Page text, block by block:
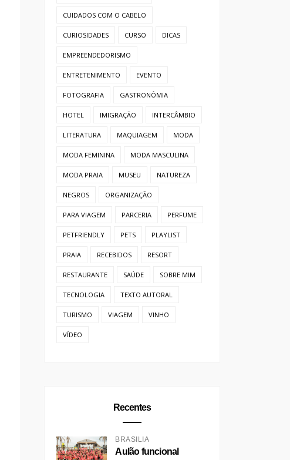
CUIDADOS COM O CABELO
CURIOSIDADES CURSO DICAS
EMPREENDEDORISMO
ENTRETENIMENTO EVENTO
FOTOGRAFIA GASTRONÔMIA
HOTEL IMIGRAÇÃO INTERCÂMBIO
LITERATURA MAQUIAGEM MODA
MODA FEMININA MODA MASCULINA
MODA PRAIA MUSEU NATUREZA
NEGROS ORGANIZAÇÃO
PARA VIAGEM PARCERIA PERFUME
PETFRIENDLY PETS PLAYLIST
PRAIA RECEBIDOS RESORT
RESTAURANTE SAÚDE SOBRE MIM
TECNOLOGIA TEXTO AUTORAL
TURISMO VIAGEM VINHO
VÍDEO
Recentes
BRASÍLIA
Aulão funcional